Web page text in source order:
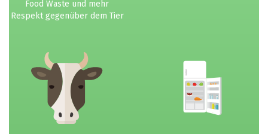
Food Waste und mehr
Respekt gegenüber dem Tier